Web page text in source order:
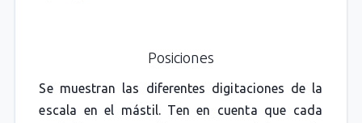
Posiciones
Se muestran las diferentes digitaciones de la
escala en el mástil. Ten en cuenta que cada